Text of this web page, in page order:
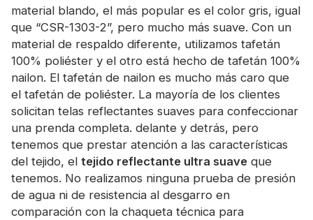
Vídeo
Contacto
material blando, el más popular es el color gris, igual
que “CSR-1303-2”, pero mucho más suave. Con un
material de respaldo diferente, utilizamos tafetán
100% poliéster y el otro está hecho de tafetán 100%
nailon. El tafetán de nailon es mucho más caro que
el tafetán de poliéster. La mayoría de los clientes
solicitan telas reflectantes suaves para confeccionar
una prenda completa. delante y detrás, pero
tenemos que prestar atención a las características
del tejido, el tejido reflectante ultra suave que
tenemos. No realizamos ninguna prueba de presión
de agua ni de resistencia al desgarro en
comparación con la chaqueta técnica para